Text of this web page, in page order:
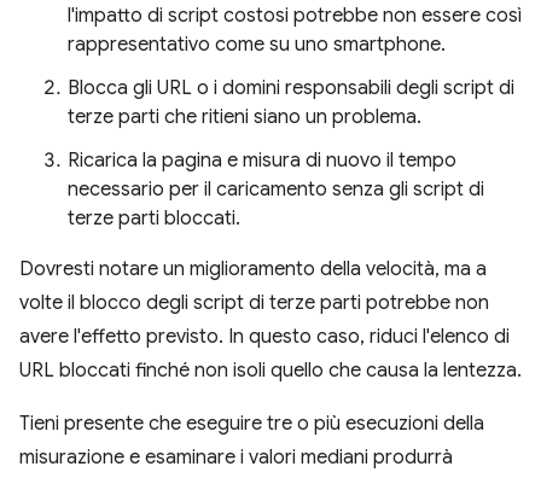
l'impatto di script costosi potrebbe non essere così
rappresentativo come su uno smartphone.
Blocca gli URL o i domini responsabili degli script di
terze parti che ritieni siano un problema.
Ricarica la pagina e misura di nuovo il tempo
necessario per il caricamento senza gli script di
terze parti bloccati.
Dovresti notare un miglioramento della velocità, ma a
volte il blocco degli script di terze parti potrebbe non
avere l'effetto previsto. In questo caso, riduci l'elenco di
URL bloccati finché non isoli quello che causa la lentezza.
Tieni presente che eseguire tre o più esecuzioni della
misurazione e esaminare i valori mediani produrrà